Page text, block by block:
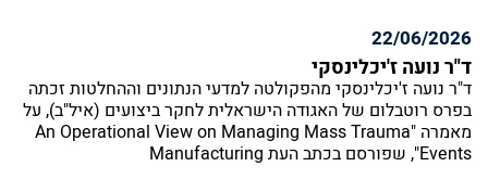
22/06/2026
ד"ר נועה ז'יכלינסקי
ד"ר נועה ז'יכלינסקי מהפקולטה למדעי הנתונים וההחלטות זכתה
בפרס רוטבלום של האגודה הישראלית לחקר ביצועים (איל"ב), על
מאמרה "An Operational View on Managing Mass Trauma
Events", שפורסם בכתב העת Manufacturing